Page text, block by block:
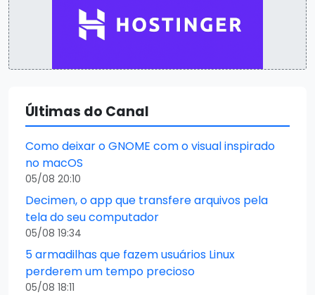
Últimas do Canal
Como deixar o GNOME com o visual inspirado
no macOS
05/08 20:10
Decimen, o app que transfere arquivos pela
tela do seu computador
05/08 19:34
5 armadilhas que fazem usuários Linux
perderem um tempo precioso
05/08 18:11